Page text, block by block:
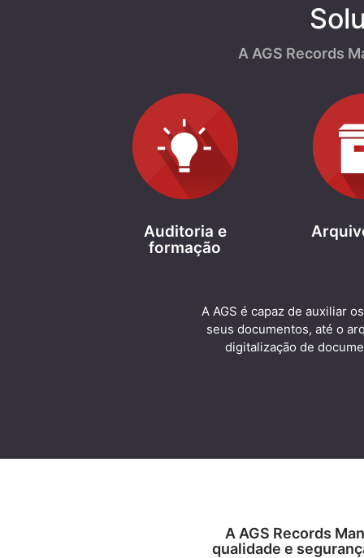
A AGS Records
Auditoria e
formação
A AGS é capaz de auxiliar
seus documentos, até o
digitalização de
A AGS Records
qualidade e